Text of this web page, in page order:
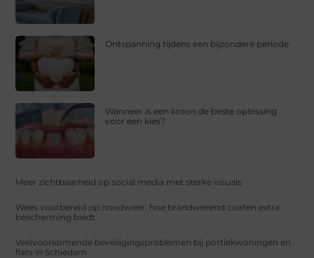
Ontspanning tijdens een bijzondere periode
Wanneer is een kroon de beste oplossing
voor een kies?
Meer zichtbaarheid op social media met sterke visuals
Wees voorbereid op noodweer: hoe brandwerend coaten extra
bescherming biedt
Veelvoorkomende beveiligingsproblemen bij portiekwoningen en
flats in Schiedam